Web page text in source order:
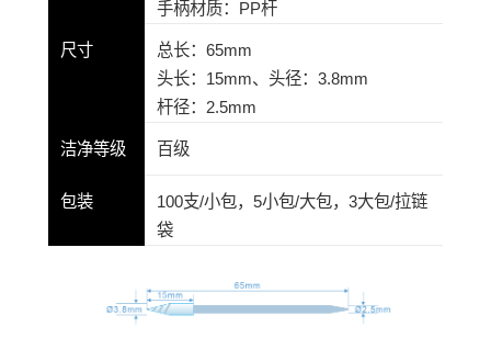
手柄材质：PP杆
尺寸
总长：65mm
头长：15mm、头径：3.8mm
杆径：2.5mm
洁净等级 百级
包装
100支/小包，5小包/大包，3大包/拉链
袋